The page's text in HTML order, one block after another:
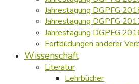
Jahrestagung DGPFG
Jahrestagung DGPFG
Jahrestagung DGPFG
Fortbildungen anderer
Wissenschaft
Literatur
Lehrbücher